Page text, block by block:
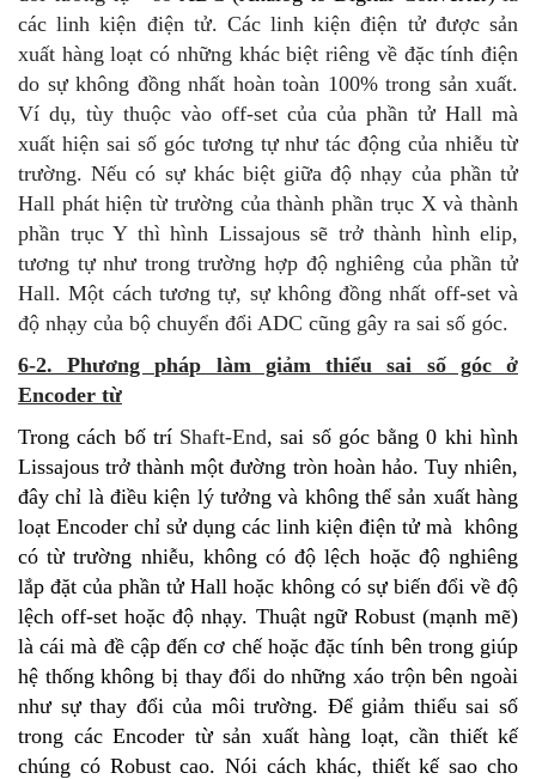
các linh kiện điện tử. Các linh kiện điện tử được sản
xuất hàng loạt có những khác biệt riêng về đặc tính điện
do sự không đồng nhất hoàn toàn 100% trong sản xuất.
Ví dụ, tùy thuộc vào off-set của của phần tử Hall mà
xuất hiện sai số góc tương tự như tác động của nhiễu từ
trường. Nếu có sự khác biệt giữa độ nhạy của phần tử
Hall phát hiện từ trường của thành phần trục X và thành
phần trục Y thì hình Lissajous sẽ trở thành hình elip,
tương tự như trong trường hợp độ nghiêng của phần tử
Hall. Một cách tương tự, sự không đồng nhất off-set và
độ nhạy của bộ chuyển đổi ADC cũng gây ra sai số góc.
6-2. Phương pháp làm giảm thiểu sai số góc ở
Encoder từ
Trong cách bố trí Shaft-End, sai số góc bằng 0 khi hình
Lissajous trở thành một đường tròn hoàn hảo. Tuy nhiên,
đây chỉ là điều kiện lý tưởng và không thể sản xuất hàng
loạt Encoder chỉ sử dụng các linh kiện điện tử mà không
có từ trường nhiễu, không có độ lệch hoặc độ nghiêng
lắp đặt của phần tử Hall hoặc không có sự biến đổi về độ
lệch off-set hoặc độ nhạy. Thuật ngữ Robust (mạnh mẽ)
là cái mà đề cập đến cơ chế hoặc đặc tính bên trong giúp
hệ thống không bị thay đổi do những xáo trộn bên ngoài
như sự thay đổi của môi trường. Để giảm thiểu sai số
trong các Encoder từ sản xuất hàng loạt, cần thiết kế
chúng có Robust cao. Nói cách khác, thiết kế sao cho